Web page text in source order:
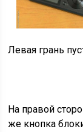
Левая грань
На правой
же кнопка